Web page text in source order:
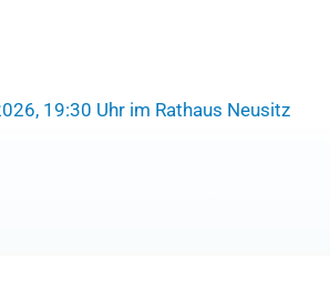
19:30 Uhr im Rathaus Neusitz